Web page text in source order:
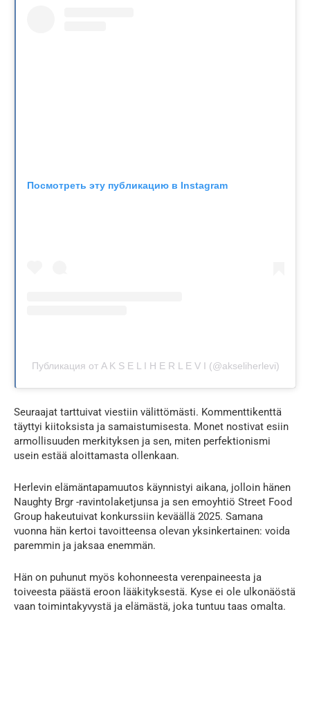
Посмотреть эту публикацию в Instagram
Публикация от A K S E L I H E R L E V I (@akseliherlevi)
Seuraajat tarttuivat viestiin välittömästi. Kommenttikenttä
täyttyi kiitoksista ja samaistumisesta. Monet nostivat esiin
armollisuuden merkityksen ja sen, miten perfektionismi
usein estää aloittamasta ollenkaan.
Herlevin elämäntapamuutos käynnistyi aikana, jolloin hänen
Naughty Brgr -ravintolaketjunsa ja sen emoyhtiö Street Food
Group hakeutuivat konkurssiin keväällä 2025. Samana
vuonna hän kertoi tavoitteensa olevan yksinkertainen: voida
paremmin ja jaksaa enemmän.
Hän on puhunut myös kohonneesta verenpaineesta ja
toiveesta päästä eroon lääkityksestä. Kyse ei ole ulkonäöstä
vaan toimintakyvystä ja elämästä, joka tuntuu taas omalta.